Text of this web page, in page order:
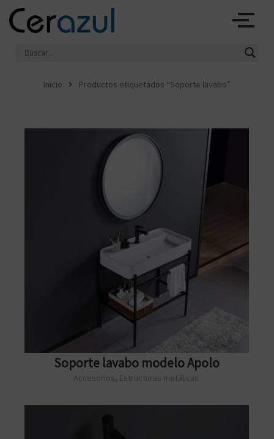
Inicio Productos etiquetados “Soporte lavabo”
Soporte lavabo modelo Apolo
Accesorios, Estructuras metálicas